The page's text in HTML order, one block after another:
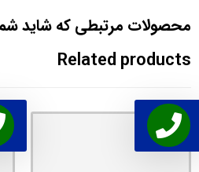
محصولات مرتبطی که شاید شما
Related products